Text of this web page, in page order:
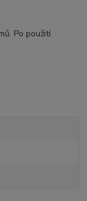
Po použití